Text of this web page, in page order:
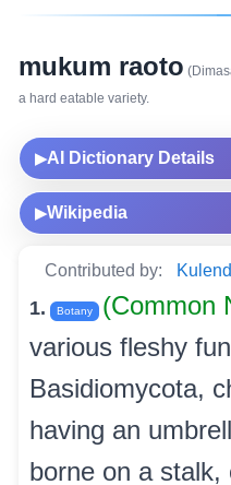
mukum raoto
a hard eatable variety.
▶AI Dictionary Details
▶Wikipedia
Contributed by:
1. Botany (Common
various fleshy
Basidiomycota,
having an
borne on a stalk,